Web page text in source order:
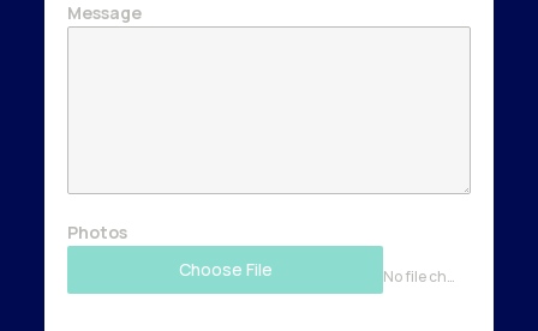
Message
Photos
Choose File
No file chosen